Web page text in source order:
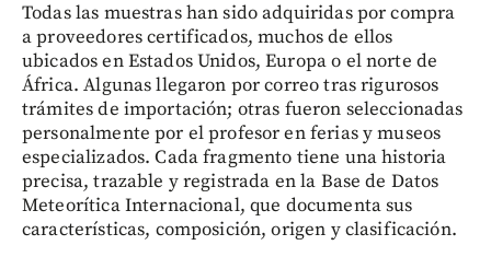
Todas las muestras han sido adquiridas por compra
a proveedores certificados, muchos de ellos
ubicados en Estados Unidos, Europa o el norte de
África. Algunas llegaron por correo tras rigurosos
trámites de importación; otras fueron seleccionadas
personalmente por el profesor en ferias y museos
especializados. Cada fragmento tiene una historia
precisa, trazable y registrada en la Base de Datos
Meteorítica Internacional, que documenta sus
características, composición, origen y clasificación.